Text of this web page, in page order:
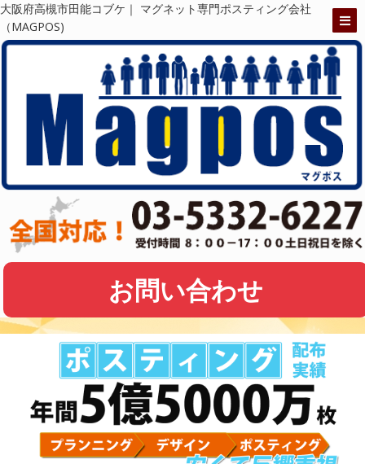
大阪府高槻市田能コブケ｜ マグネット専門ポスティング会社
（MAGPOS)
お問い合わせ